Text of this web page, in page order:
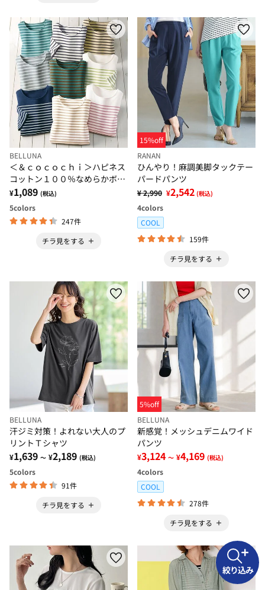
BELLUNA
＜＆ｃｏｃｏｃｈｉ＞ハピネス
コットン１００％なめらかボー
ダープルオーバー
¥1,089 (税込)
5colors
247件
チラ見をする
15%off
RANAN
ひんやり！麻調美脚タックテー
パードパンツ
¥ 2,990 ¥2,542 (税込)
4colors
COOL
159件
チラ見をする
BELLUNA
汗ジミ対策！よれない大人のプ
リントＴシャツ
¥1,639 ～ ¥2,189 (税込)
5colors
91件
チラ見をする
5%off
BELLUNA
新感覚！メッシュデニムワイド
パンツ
¥3,124 ～ ¥4,169 (税込)
4colors
COOL
278件
チラ見をする
絞り込み